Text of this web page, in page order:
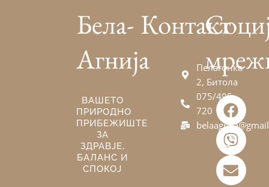
Бела-
Агнија
ВАШЕТО
ПРИРОДНО
ПРИБЕЖИШТЕ
ЗА
ЗДРАВЈЕ,
БАЛАНС И
СПОКОЈ
Контакт
Пелагонка
2, Битола
075/495-
720
F
a
c
e
b
o
V
i
b
e
r
E
n
v
e
l
o